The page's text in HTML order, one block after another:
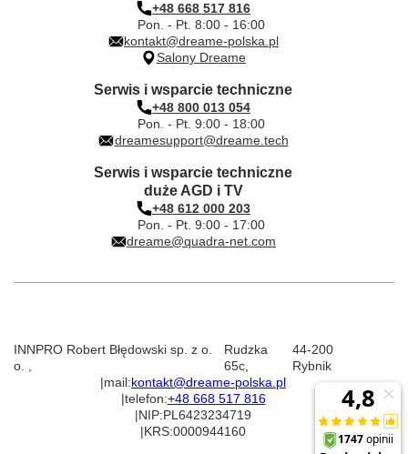
+48 668 517 816
Pon. - Pt. 8:00 - 16:00
kontakt@dreame-polska.pl
Salony Dreame
Serwis i wsparcie techniczne
+48 800 013 054
Pon. - Pt. 9:00 - 18:00
dreamesupport@dreame.tech
Serwis i wsparcie techniczne
duże AGD i TV
+48 612 000 203
Pon. - Pt. 9:00 - 17:00
dreame@quadra-net.com
INNPRO Robert Błędowski sp. z o.
o.
Rudzka
65c,
44-200
Rybnik
|mail:kontakt@dreame-polska.pl
|telefon:+48 668 517 816
|NIP:PL6423234719
|KRS:0000944160